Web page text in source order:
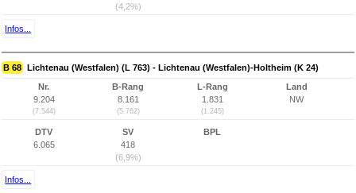
(4,2%)
Infos...
B 68 Lichtenau (Westfalen) (L 763) - Lichtenau (Westfalen)-Holtheim (K 24)
Nr.
9.204
(7.544)
B-Rang
8.161
(5.762)
L-Rang
1.831
(1.245)
Land
NW
DTV
6.065
SV
418
(6,9%)
BPL
Infos...